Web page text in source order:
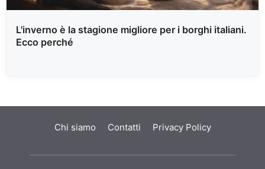
L'inverno è la stagione migliore per i borghi italiani.
Ecco perché
Chi siamo Contatti Privacy Policy